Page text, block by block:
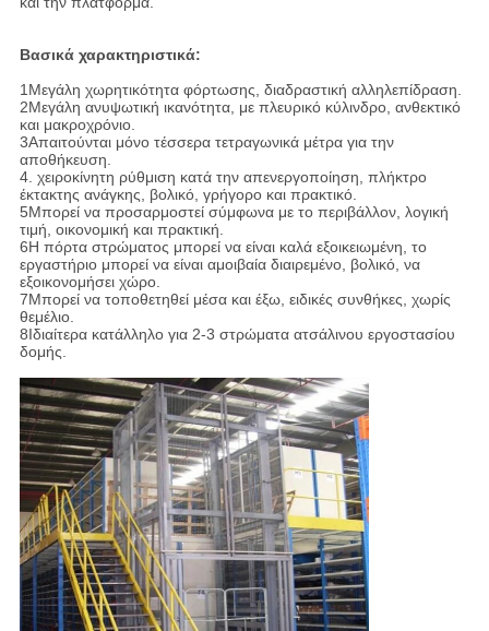
Βασικά χαρακτηριστικά:
1Μεγάλη χωρητικότητα φόρτωσης, διαδραστική αλληλεπίδραση.
2Μεγάλη ανυψωτική ικανότητα, με πλευρικό κύλινδρο, ανθεκτικό
και μακροχρόνιο.
3Απαιτούνται μόνο τέσσερα τετραγωνικά μέτρα για την
αποθήκευση.
4. χειροκίνητη ρύθμιση κατά την απενεργοποίηση, πλήκτρο
έκτακτης ανάγκης, βολικό, γρήγορο και πρακτικό.
5Μπορεί να προσαρμοστεί σύμφωνα με το περιβάλλον, λογική
τιμή, οικονομική και πρακτική.
6Η πόρτα στρώματος μπορεί να είναι καλά εξοικειωμένη, το
εργαστήριο μπορεί να είναι αμοιβαία διαιρεμένο, βολικό, να
εξοικονομήσει χώρο.
7Μπορεί να τοποθετηθεί μέσα και έξω, ειδικές συνθήκες, χωρίς
θεμέλιο.
8Ιδιαίτερα κατάλληλο για 2-3 στρώματα ατσάλινου εργοστασίου
δομής.